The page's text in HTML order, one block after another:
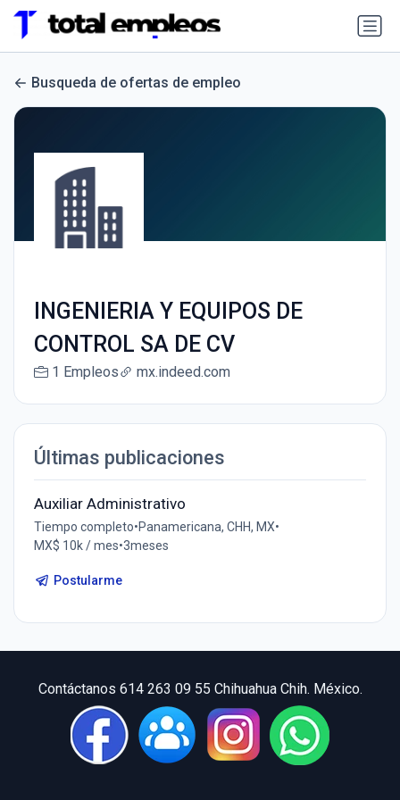
Busqueda de ofertas de empleo
INGENIERIA Y EQUIPOS DE
CONTROL SA DE CV
1 Empleos mx.indeed.com
Últimas publicaciones
Auxiliar Administrativo
Tiempo completo•Panamericana, CHH, MX•
MX$ 10k / mes•3meses
Postularme
Contáctanos 614 263 09 55 Chihuahua Chih. México.